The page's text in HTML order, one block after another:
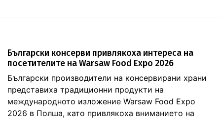
Български консерви привлякоха интереса на
посетителите на Warsaw Food Expo 2026
Български производители на консервирани храни
представиха традиционни продукти на
международното изложение Warsaw Food Expo
2026 в Полша, като привлякоха вниманието на